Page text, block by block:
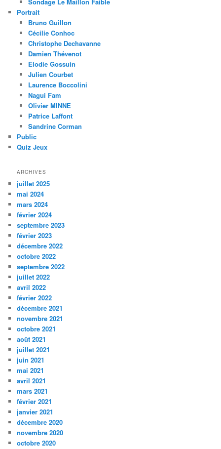
Sondage Le Maillon Faible
Portrait
Bruno Guillon
Cécilie Conhoc
Christophe Dechavanne
Damien Thévenot
Elodie Gossuin
Julien Courbet
Laurence Boccolini
Nagui Fam
Olivier MINNE
Patrice Laffont
Sandrine Corman
Public
Quiz Jeux
ARCHIVES
juillet 2025
mai 2024
mars 2024
février 2024
septembre 2023
février 2023
décembre 2022
octobre 2022
septembre 2022
juillet 2022
avril 2022
février 2022
décembre 2021
novembre 2021
octobre 2021
août 2021
juillet 2021
juin 2021
mai 2021
avril 2021
mars 2021
février 2021
janvier 2021
décembre 2020
novembre 2020
octobre 2020